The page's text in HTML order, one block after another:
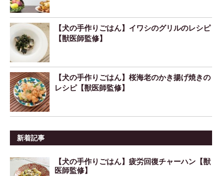
【犬の手作りごはん】イワシのグリルのレシピ
【獣医師監修】
【犬の手作りごはん】桜海老のかき揚げ焼きの
レシピ【獣医師監修】
新着記事
【犬の手作りごはん】疲労回復チャーハン【獣
医師監修】